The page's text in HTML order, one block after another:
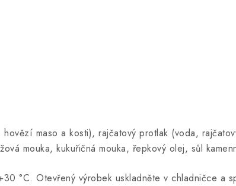
maso a kosti), rajčatový protlak (voda,
mouka, kukuřičná mouka, řepkový olej, sůl
°C. Otevřený výrobek uskladněte v chladničce a